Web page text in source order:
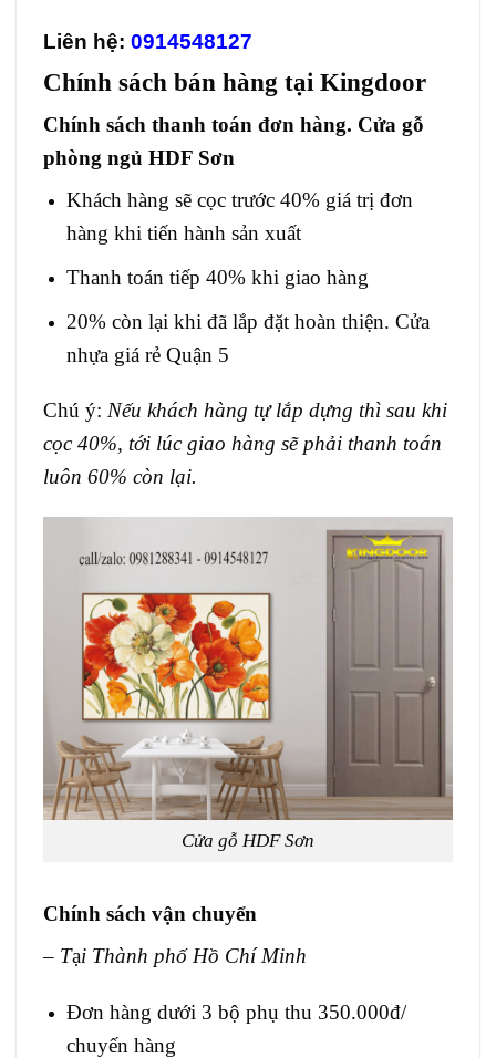
Liên hệ: 0914548127
Chính sách bán hàng tại Kingdoor
Chính sách thanh toán đơn hàng. Cửa gỗ
phòng ngủ HDF Sơn
Khách hàng sẽ cọc trước 40% giá trị đơn
hàng khi tiến hành sản xuất
Thanh toán tiếp 40% khi giao hàng
20% còn lại khi đã lắp đặt hoàn thiện. Cửa
nhựa giá rẻ Quận 5
Chú ý: Nếu khách hàng tự lắp dựng thì sau khi
cọc 40%, tới lúc giao hàng sẽ phải thanh toán
luôn 60% còn lại.
Cửa gỗ HDF Sơn
Chính sách vận chuyển
– Tại Thành phố Hồ Chí Minh
Đơn hàng dưới 3 bộ phụ thu 350.000đ/
chuyến hàng